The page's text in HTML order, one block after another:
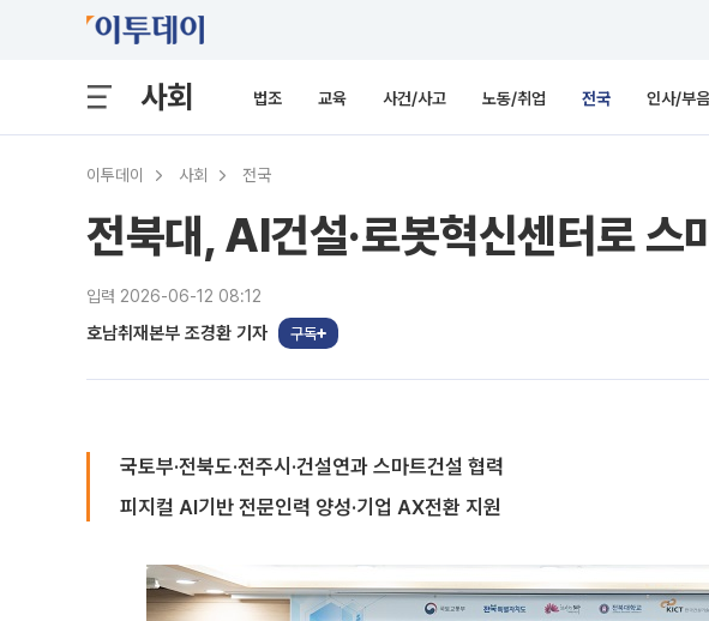
사회 법조 교육 사건/사고 노동/취업 전국 인사/부음
이투데이 사회 전국
전북대, AI건설·로봇혁신센터로 스
입력 2026-06-12 08:12
호남취재본부 조경환 기자 구독
국토부·전북도·전주시·건설연과 스마트건설 협력
피지컬 AI기반 전문인력 양성·기업 AX전환 지원